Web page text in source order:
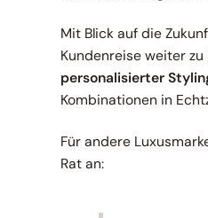
Mit Blick auf die
Kundenreise weiter
personalisierter
Kombinationen in
Für andere
Rat an: